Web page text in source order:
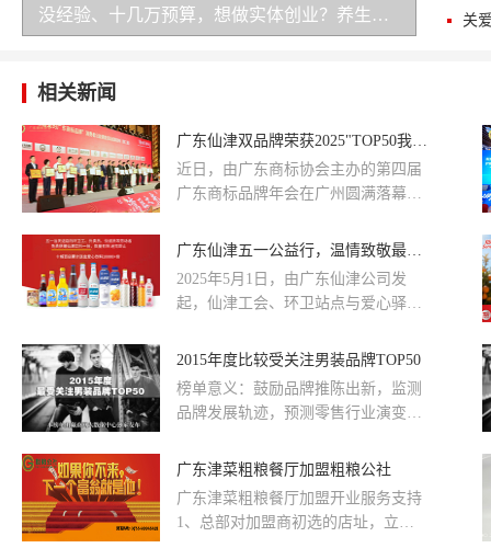
没经验、十几万预算，想做实体创业？养生加盟是务实之选！
相关新闻
广东仙津双品牌荣获2025"TOP50我最喜爱的广东商标品牌"
近日，由广东商标协会主办的第四届
广东商标品牌年会在广州圆满落幕。
的广东商标品牌"消费者公益调查结
「动力火车」两大品牌凭借卓越的市
场表现与深厚的消费者基础，从近
榜并获现场授牌。
广东仙津五一公益行，温情致敬最美劳动者
2025年5月1日，由广东仙津公司发
起，仙津工会、环卫站点与爱心驿站
饮活动，在全国十几个城市、数百家
品。每瓶饮料上都挂有仙津公司工作
人员的手写心意卡，由门店老板亲手
凉与暖心。他们头顶热浪，挥洒汗
水，用责任与行动让高温下的城市有
序运转，这也是仙津公司发起本次公
2015年度比较受关注男装品牌TOP50
榜单意义：鼓励品牌推陈出新，监测
品牌发展轨迹，预测零售行业演变新
据库（动态更新中）近10890家男装
词搜索记录，进行综合排名。品牌排
名越靠前，则品牌热度越高，越受购
广东津菜粗粮餐厅加盟粗粮公社
广东津菜粗粮餐厅加盟开业服务支持
1、总部对加盟商初选的店址，立地